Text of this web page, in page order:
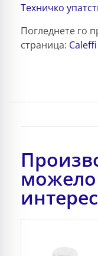
Техничко
Погледнете го
страница:
можело